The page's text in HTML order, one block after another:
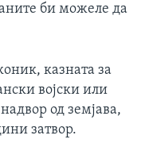
би можеле да
казната за
војски или
од земјава,
затвор.